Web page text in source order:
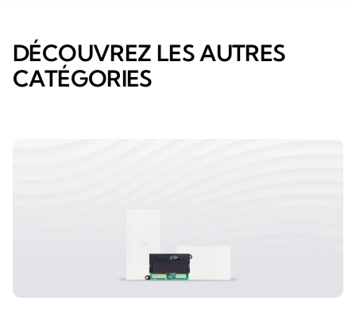
DÉCOUVREZ LES AUTRES
CATÉGORIES